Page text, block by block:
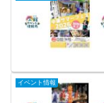
イベント情報